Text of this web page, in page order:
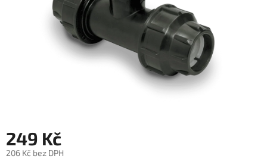
249 Kč
206 Kč bez DPH